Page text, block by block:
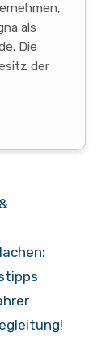
als
Die
der